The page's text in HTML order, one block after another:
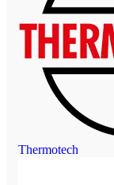
Thermotech